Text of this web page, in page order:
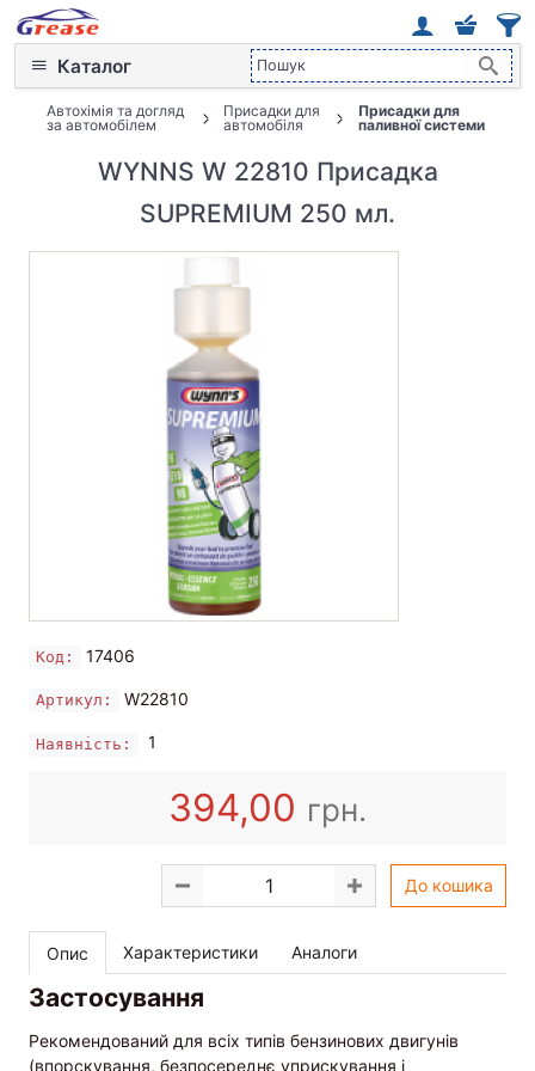
Каталог
Автохімія та догляд
за автомобілем
Присадки для
автомобіля
Присадки для
паливної системи
WYNNS W 22810 Присадка
SUPREMIUM 250 мл.
Код: 17406
Артикул: W22810
Наявність: 1
394,00 грн.
До кошика
Опис Характеристики Аналоги
Застосування
Рекомендований для всіх типів бензинових двигунів
(впорскування, безпосереднє уприскування і